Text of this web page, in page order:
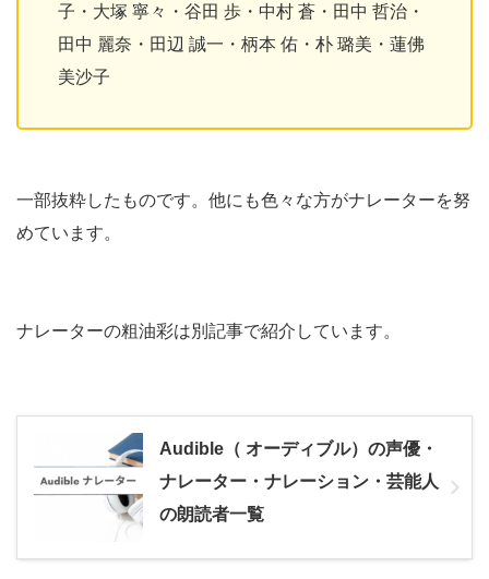
子・大塚 寧々・谷田 歩・中村 蒼・田中 哲治・
田中 麗奈・田辺 誠一・柄本 佑・朴 璐美・蓮佛
美沙子
一部抜粋したものです。他にも色々な方がナレーターを努
めています。
ナレーターの粗油彩は別記事で紹介しています。
Audible（ オーディブル）の声優・
ナレーター・ナレーション・芸能人
の朗読者一覧